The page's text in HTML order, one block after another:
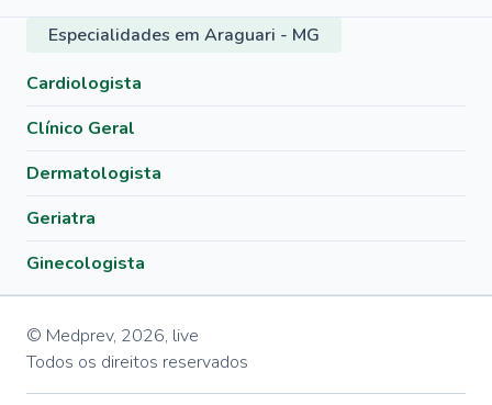
Especialidades em Araguari - MG
Cardiologista
Clínico Geral
Dermatologista
Geriatra
Ginecologista
© Medprev, 2026, live
Todos os direitos reservados